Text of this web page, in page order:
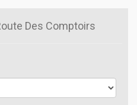
Des Comptoirs